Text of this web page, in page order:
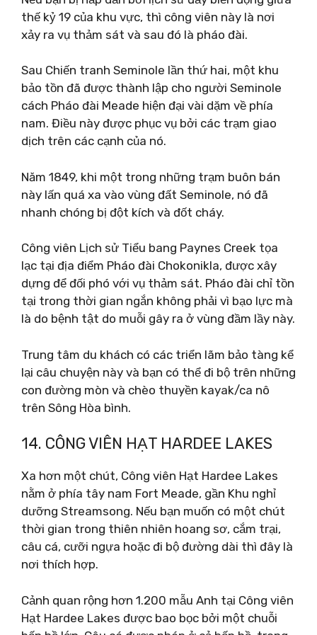
thế kỷ 19 của khu vực, thì công viên này là nơi
xảy ra vụ thảm sát và sau đó là pháo đài.
Sau Chiến tranh Seminole lần thứ hai, một khu
bảo tồn đã được thành lập cho người Seminole
cách Pháo đài Meade hiện đại vài dặm về phía
nam. Điều này được phục vụ bởi các trạm giao
dịch trên các cạnh của nó.
Năm 1849, khi một trong những trạm buôn bán
này lấn quá xa vào vùng đất Seminole, nó đã
nhanh chóng bị đột kích và đốt cháy.
Công viên Lịch sử Tiểu bang Paynes Creek tọa
lạc tại địa điểm Pháo đài Chokonikla, được xây
dựng để đối phó với vụ thảm sát. Pháo đài chỉ tồn
tại trong thời gian ngắn không phải vì bạo lực mà
là do bệnh tật do muỗi gây ra ở vùng đầm lầy này.
Trung tâm du khách có các triển lãm bảo tàng kể
lại câu chuyện này và bạn có thể đi bộ trên những
con đường mòn và chèo thuyền kayak/ca nô
trên Sông Hòa bình.
14. CÔNG VIÊN HẠT HARDEE LAKES
Xa hơn một chút, Công viên Hạt Hardee Lakes
nằm ở phía tây nam Fort Meade, gần Khu nghỉ
dưỡng Streamsong. Nếu bạn muốn có một chút
thời gian trong thiên nhiên hoang sơ, cắm trại,
câu cá, cưỡi ngựa hoặc đi bộ đường dài thì đây là
nơi thích hợp.
Cảnh quan rộng hơn 1.200 mẫu Anh tại Công viên
Hạt Hardee Lakes được bao bọc bởi một chuỗi